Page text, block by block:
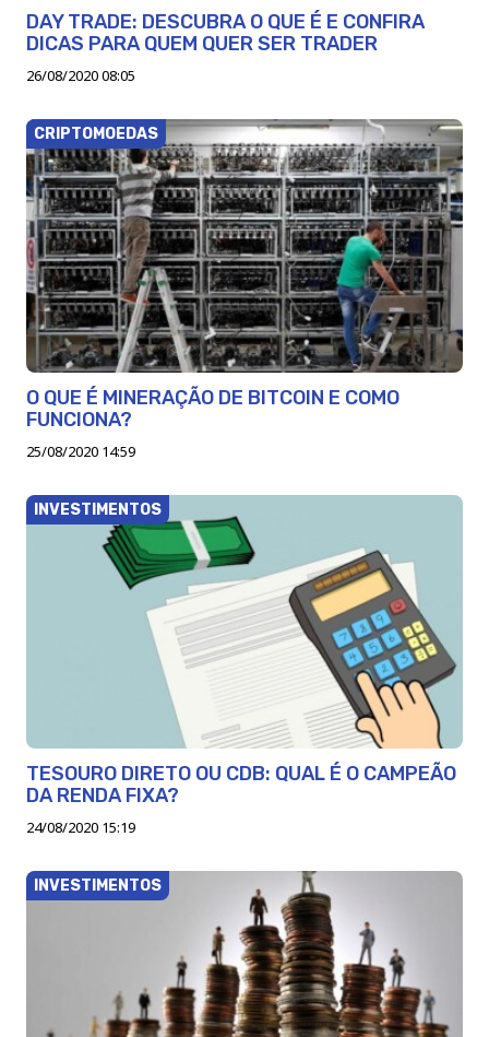
DAY TRADE: DESCUBRA O QUE É E CONFIRA
DICAS PARA QUEM QUER SER TRADER
26/08/2020 08:05
CRIPTOMOEDAS
O QUE É MINERAÇÃO DE BITCOIN E COMO
FUNCIONA?
25/08/2020 14:59
INVESTIMENTOS
TESOURO DIRETO OU CDB: QUAL É O CAMPEÃO
DA RENDA FIXA?
24/08/2020 15:19
INVESTIMENTOS